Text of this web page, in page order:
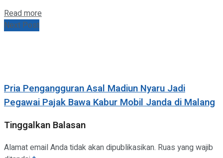
Read more
Next Post
Pria Pengangguran Asal Madiun Nyaru Jadi
Pegawai Pajak Bawa Kabur Mobil Janda di Malang
Tinggalkan Balasan
Alamat email Anda tidak akan dipublikasikan. Ruas yang wajib